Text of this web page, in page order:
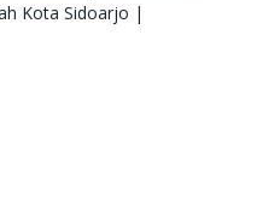
Kota Sidoarjo |